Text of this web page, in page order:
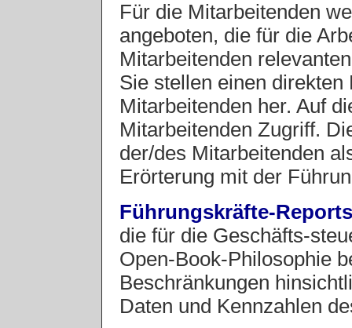
Für die Mitarbeitenden
angeboten, die für die
Mitarbeitenden
Sie stellen einen
Mitarbeitenden her. Auf
Mitarbeitenden Zugriff.
der/des Mitarbeitenden
Erörterung mit der
Führungskräfte-Reports
die für die Geschäfts-
Open-Book-Philosophie
Beschränkungen
Daten und Kennzahlen